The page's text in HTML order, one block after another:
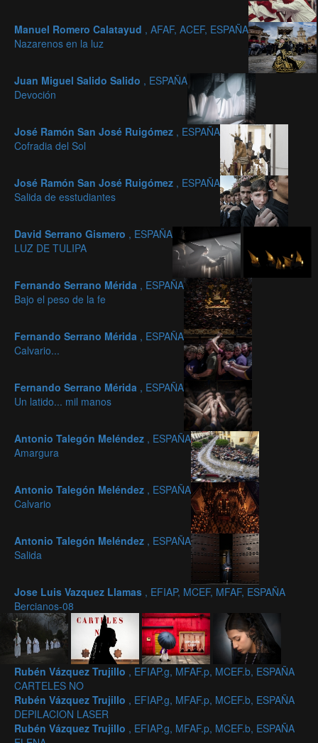
Manuel Romero Calatayud , AFAF, ACEF, ESPAÑA
Nazarenos en la luz
Juan Miguel Salido Salido , ESPAÑA
Devoción
José Ramón San José Ruigómez , ESPAÑA
Cofradia del Sol
José Ramón San José Ruigómez , ESPAÑA
Salida de esstudiantes
David Serrano Gismero , ESPAÑA
LUZ DE TULIPA
Fernando Serrano Mérida , ESPAÑA
Bajo el peso de la fe
Fernando Serrano Mérida , ESPAÑA
Calvario...
Fernando Serrano Mérida , ESPAÑA
Un latido... mil manos
Antonio Talegón Meléndez , ESPAÑA
Amargura
Antonio Talegón Meléndez , ESPAÑA
Calvario
Antonio Talegón Meléndez , ESPAÑA
Salida
Jose Luis Vazquez Llamas , EFIAP, MCEF, MFAF, ESPAÑA
Bercianos-08
Rubén Vázquez Trujillo , EFIAP.g, MFAF.p, MCEF.b, ESPAÑA
CARTELES NO
Rubén Vázquez Trujillo , EFIAP.g, MFAF.p, MCEF.b, ESPAÑA
DEPILACION LASER
Rubén Vázquez Trujillo , EFIAP.g, MFAF.p, MCEF.b, ESPAÑA